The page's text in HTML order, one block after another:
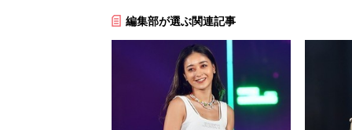
編集部が選ぶ関連記事